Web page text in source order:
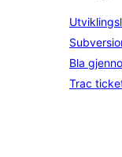
Bla
Trac